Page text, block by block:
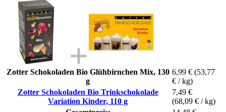
Zotter Schokoladen Bio Glühbirnchen Mix, 130
g
6,99 € (53,77
€ / kg)
Zotter Schokoladen Bio Trinkschokolade
Variation Kinder, 110 g
7,49 €
(68,09 € / kg)